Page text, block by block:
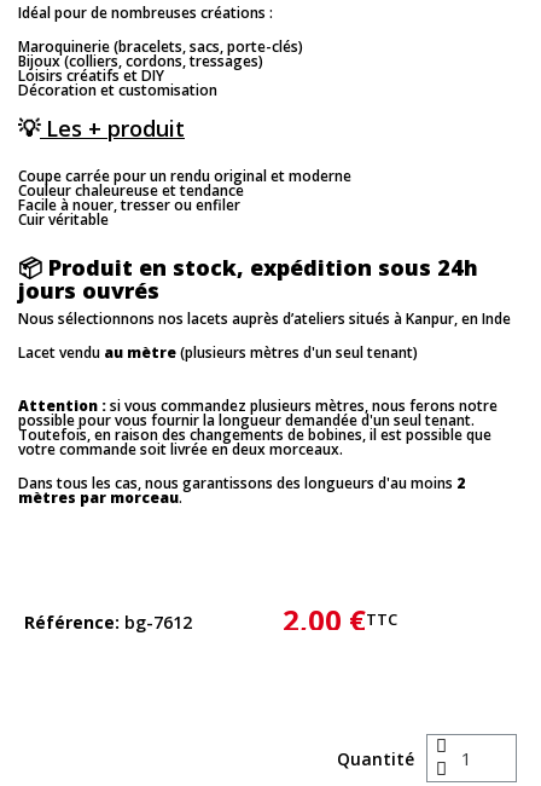
Idéal pour de nombreuses créations :
Maroquinerie (bracelets, sacs, porte-clés)
Bijoux (colliers, cordons, tressages)
Loisirs créatifs et DIY
Décoration et customisation
💡Les + produit
Coupe carrée pour un rendu original et moderne
Couleur chaleureuse et tendance
Facile à nouer, tresser ou enfiler
Cuir véritable
📦 Produit en stock, expédition sous 24h
jours ouvrés
Nous sélectionnons nos lacets auprès d’ateliers situés à Kanpur, en Inde
Lacet vendu au mètre(plusieurs mètres d'un seul tenant)
Attention :si vous commandez plusieurs mètres, nous ferons notre
possible pour vous fournir la longueur demandée d'un seul tenant.
Toutefois, en raison des changements de bobines, il est possible que
votre commande soit livrée en deux morceaux.
Dans tous les cas, nous garantissons des longueurs d'au moins 2
mètres par morceau.
Référence bg-7612 2,00 €TTC
Quantité